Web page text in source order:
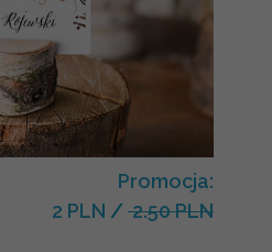
Promocja:
2 PLN / 2.50 PLN